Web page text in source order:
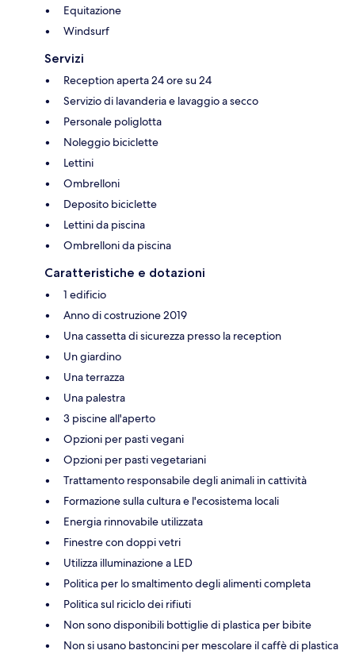
Equitazione
Windsurf
Servizi
Reception aperta 24 ore su 24
Servizio di lavanderia e lavaggio a secco
Personale poliglotta
Noleggio biciclette
Lettini
Ombrelloni
Deposito biciclette
Lettini da piscina
Ombrelloni da piscina
Caratteristiche e dotazioni
1 edificio
Anno di costruzione 2019
Una cassetta di sicurezza presso la reception
Un giardino
Una terrazza
Una palestra
3 piscine all'aperto
Opzioni per pasti vegani
Opzioni per pasti vegetariani
Trattamento responsabile degli animali in cattività
Formazione sulla cultura e l'ecosistema locali
Energia rinnovabile utilizzata
Finestre con doppi vetri
Utilizza illuminazione a LED
Politica per lo smaltimento degli alimenti completa
Politica sul riciclo dei rifiuti
Non sono disponibili bottiglie di plastica per bibite
Non si usano bastoncini per mescolare il caffè di plastica